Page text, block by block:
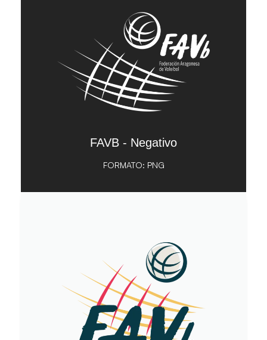
FAVB - Negativo
FORMATO: PNG